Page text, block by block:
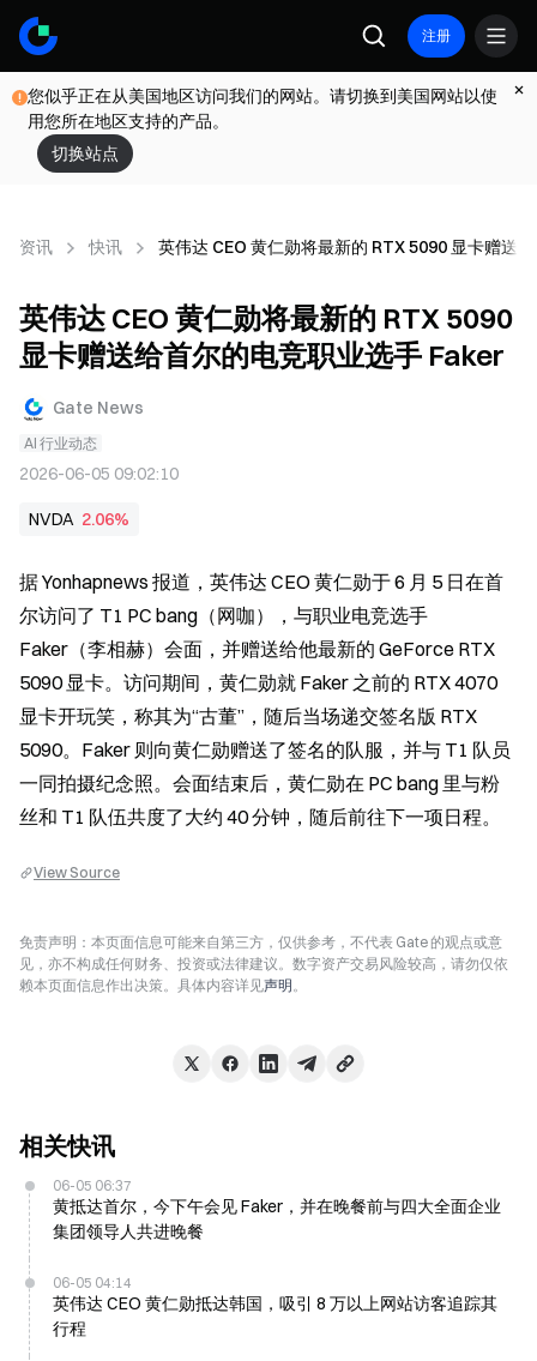
注册
您似乎正在从美国地区访问我们的网站。请切换到美国网站以使
用您所在地区支持的产品。
切换站点
资讯 快讯 英伟达 CEO 黄仁勋将最新的 RTX 5090 显卡赠送
英伟达 CEO 黄仁勋将最新的 RTX 5090
显卡赠送给首尔的电竞职业选手 Faker
Gate News
AI 行业动态
2026-06-05 09:02:10
NVDA 2.06%
据 Yonhapnews 报道，英伟达 CEO 黄仁勋于 6 月 5 日在首
尔访问了 T1 PC bang（网咖），与职业电竞选手
Faker（李相赫）会面，并赠送给他最新的 GeForce RTX
5090 显卡。访问期间，黄仁勋就 Faker 之前的 RTX 4070
显卡开玩笑，称其为“古董”，随后当场递交签名版 RTX
5090。Faker 则向黄仁勋赠送了签名的队服，并与 T1 队员
一同拍摄纪念照。会面结束后，黄仁勋在 PC bang 里与粉
丝和 T1 队伍共度了大约 40 分钟，随后前往下一项日程。
View Source
免责声明：本页面信息可能来自第三方，仅供参考，不代表 Gate 的观点或意
见，亦不构成任何财务、投资或法律建议。数字资产交易风险较高，请勿仅依
赖本页面信息作出决策。具体内容详见声明。
相关快讯
06-05 06:37
黄抵达首尔，今下午会见 Faker，并在晚餐前与四大全面企业
集团领导人共进晚餐
06-05 04:14
英伟达 CEO 黄仁勋抵达韩国，吸引 8 万以上网站访客追踪其
行程